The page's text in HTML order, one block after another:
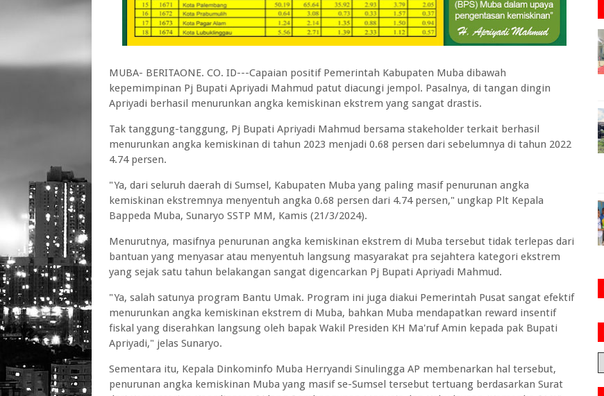
MUBA- BERITAONE. CO. ID---Capaian positif Pemerintah Kabupaten Muba dibawah
kepemimpinan Pj Bupati Apriyadi Mahmud patut diacungi jempol. Pasalnya, di tangan dingin
Apriyadi berhasil menurunkan angka kemiskinan ekstrem yang sangat drastis.
Tak tanggung-tanggung, Pj Bupati Apriyadi Mahmud bersama stakeholder terkait berhasil
menurunkan angka kemiskinan di tahun 2023 menjadi 0.68 persen dari sebelumnya di tahun 2022
4.74 persen.
"Ya, dari seluruh daerah di Sumsel, Kabupaten Muba yang paling masif penurunan angka
kemiskinan ekstremnya menyentuh angka 0.68 persen dari 4.74 persen," ungkap Plt Kepala
Bappeda Muba, Sunaryo SSTP MM, Kamis (21/3/2024).
Menurutnya, masifnya penurunan angka kemiskinan ekstrem di Muba tersebut tidak terlepas dari
bantuan yang menyasar atau menyentuh langsung masyarakat pra sejahtera kategori ekstrem
yang sejak satu tahun belakangan sangat digencarkan Pj Bupati Apriyadi Mahmud.
"Ya, salah satunya program Bantu Umak. Program ini juga diakui Pemerintah Pusat sangat efektif
menurunkan angka kemiskinan ekstrem di Muba, bahkan Muba mendapatkan reward insentif
fiskal yang diserahkan langsung oleh bapak Wakil Presiden KH Ma'ruf Amin kepada pak Bupati
Apriyadi," jelas Sunaryo.
Sementara itu, Kepala Dinkominfo Muba Herryandi Sinulingga AP membenarkan hal tersebut,
penurunan angka kemiskinan Muba yang masif se-Sumsel tersebut tertuang berdasarkan Surat